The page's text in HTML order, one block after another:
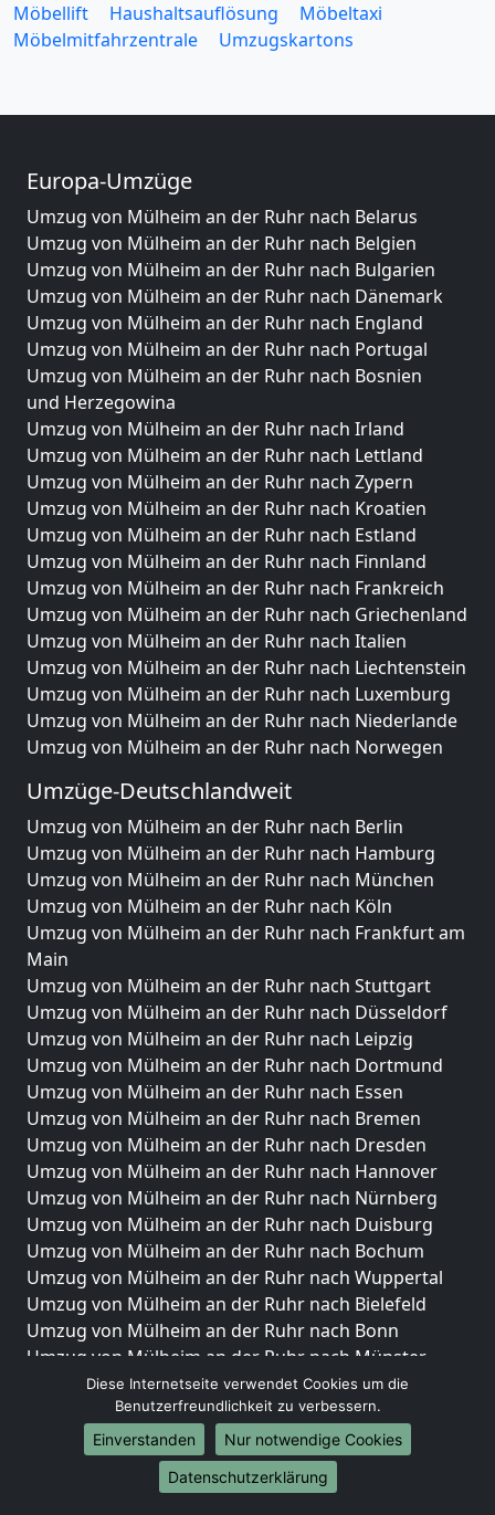
Möbellift
Haushaltsauflösung
Möbeltaxi
Möbelmitfahrzentrale
Umzugskartons
Europa-Umzüge
Umzug von Mülheim an der Ruhr nach Belarus
Umzug von Mülheim an der Ruhr nach Belgien
Umzug von Mülheim an der Ruhr nach Bulgarien
Umzug von Mülheim an der Ruhr nach Dänemark
Umzug von Mülheim an der Ruhr nach England
Umzug von Mülheim an der Ruhr nach Portugal
Umzug von Mülheim an der Ruhr nach Bosnien
und Herzegowina
Umzug von Mülheim an der Ruhr nach Irland
Umzug von Mülheim an der Ruhr nach Lettland
Umzug von Mülheim an der Ruhr nach Zypern
Umzug von Mülheim an der Ruhr nach Kroatien
Umzug von Mülheim an der Ruhr nach Estland
Umzug von Mülheim an der Ruhr nach Finnland
Umzug von Mülheim an der Ruhr nach Frankreich
Umzug von Mülheim an der Ruhr nach Griechenland
Umzug von Mülheim an der Ruhr nach Italien
Umzug von Mülheim an der Ruhr nach Liechtenstein
Umzug von Mülheim an der Ruhr nach Luxemburg
Umzug von Mülheim an der Ruhr nach Niederlande
Umzug von Mülheim an der Ruhr nach Norwegen
Umzüge-Deutschlandweit
Umzug von Mülheim an der Ruhr nach Berlin
Umzug von Mülheim an der Ruhr nach Hamburg
Umzug von Mülheim an der Ruhr nach München
Umzug von Mülheim an der Ruhr nach Köln
Umzug von Mülheim an der Ruhr nach Frankfurt am
Main
Umzug von Mülheim an der Ruhr nach Stuttgart
Umzug von Mülheim an der Ruhr nach Düsseldorf
Umzug von Mülheim an der Ruhr nach Leipzig
Umzug von Mülheim an der Ruhr nach Dortmund
Umzug von Mülheim an der Ruhr nach Essen
Umzug von Mülheim an der Ruhr nach Bremen
Umzug von Mülheim an der Ruhr nach Dresden
Umzug von Mülheim an der Ruhr nach Hannover
Umzug von Mülheim an der Ruhr nach Nürnberg
Umzug von Mülheim an der Ruhr nach Duisburg
Umzug von Mülheim an der Ruhr nach Bochum
Umzug von Mülheim an der Ruhr nach Wuppertal
Umzug von Mülheim an der Ruhr nach Bielefeld
Umzug von Mülheim an der Ruhr nach Bonn
Umzug von Mülheim an der Ruhr nach Münster
Internationale-Umzüge
Umzug von Mülheim an der Ruhr nach Brasilien
Umzug von Mülheim an der Ruhr nach Brunei
Diese Internetseite verwendet Cookies um die
Benutzerfreundlichkeit zu verbessern.
Einverstanden
Nur notwendige Cookies
Datenschutzerklärung